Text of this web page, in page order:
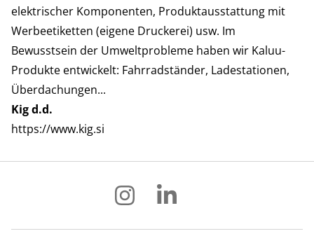
elektrischer Komponenten, Produktausstattung mit
Werbeetiketten (eigene Druckerei) usw. Im
Bewusstsein der Umweltprobleme haben wir Kaluu-
Produkte entwickelt: Fahrradständer, Ladestationen,
Überdachungen...
Kig d.d.
https://www.kig.si